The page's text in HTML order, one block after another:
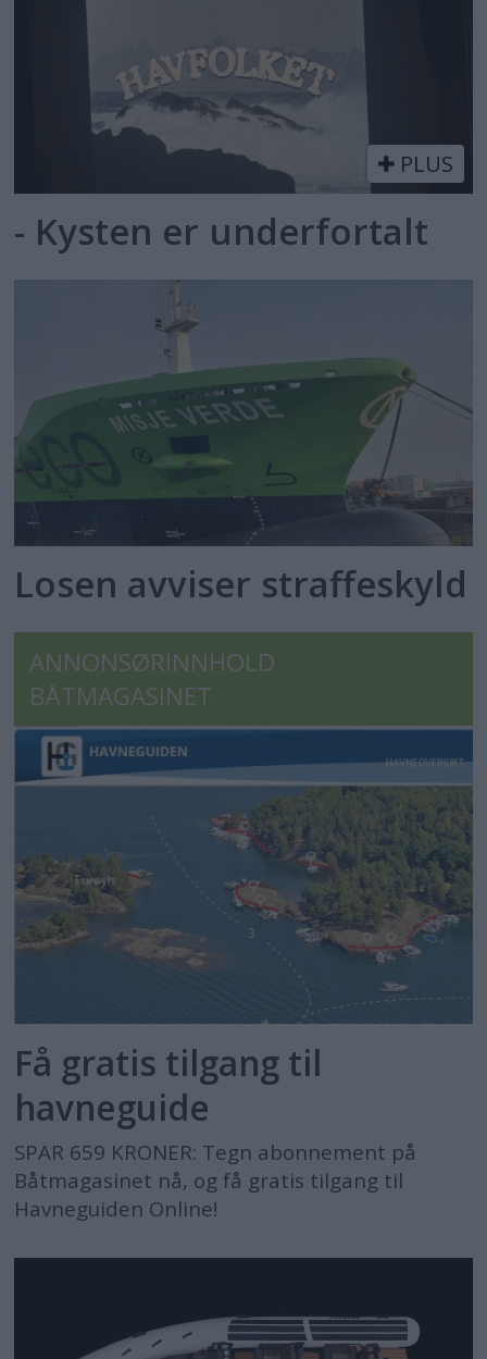
PLUS
- Kysten er underfortalt
Losen avviser straffeskyld
ANNONSØRINNHOLD
BÅTMAGASINET
Få gratis tilgang til
havneguide
SPAR 659 KRONER: Tegn abonnement på
Båtmagasinet nå, og få gratis tilgang til
Havneguiden Online!